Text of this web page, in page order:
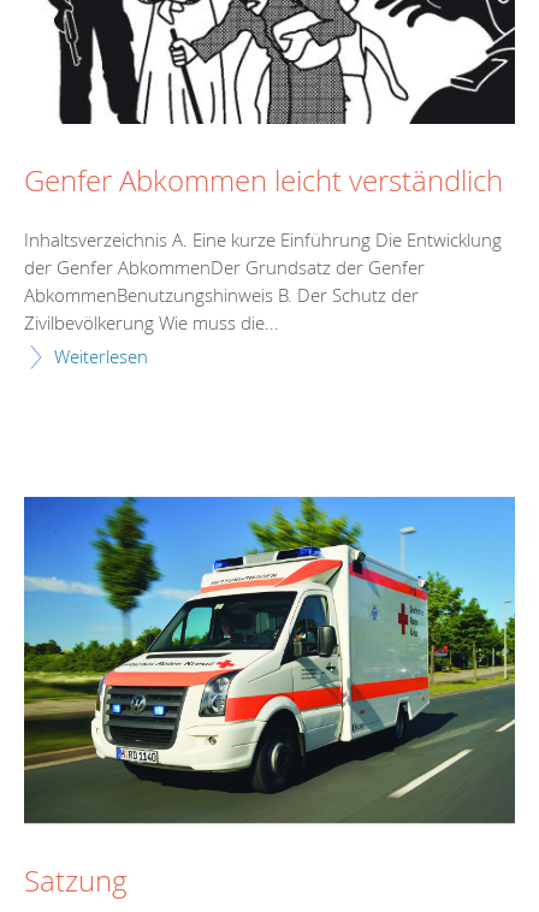
Genfer Abkommen leicht verständlich
Inhaltsverzeichnis A. Eine kurze Einführung Die Entwicklung
der Genfer AbkommenDer Grundsatz der Genfer
AbkommenBenutzungshinweis B. Der Schutz der
Zivilbevölkerung Wie muss die...
Weiterlesen
Satzung